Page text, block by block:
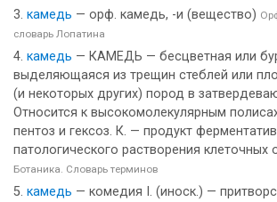
камедь — орф. камедь, -и (вещество)
словарь Лопатина
камедь — КАМЕДЬ — бесцветная или
выделяющаяся из трещин стеблей или
(и некоторых других) пород в
Относится к высокомолекулярным
пентоз и гексоз. К. — продукт
патологического растворения клеточных
Ботаника. Словарь терминов
камедь — комедия I. (иноск.) —